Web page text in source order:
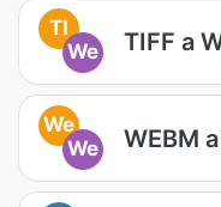
TI
We
TIFF a
We
We
WEBM